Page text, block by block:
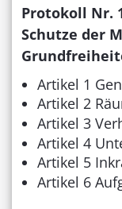
Protokoll Nr.
Schutze der
Artikel 1
Artikel 2
Artikel 3
Artikel 4
Artikel 5
Artikel 6